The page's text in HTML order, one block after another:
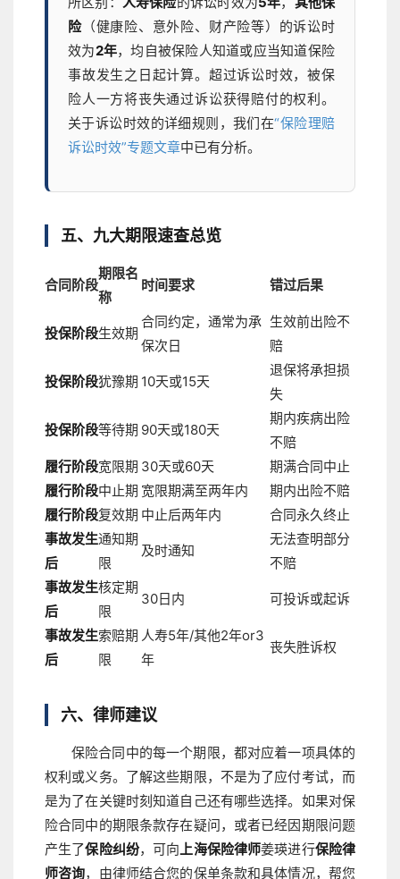
险（健康险、意外险、财产险等）的诉讼时
效为2年，均自被保险人知道或应当知道保险
事故发生之日起计算。超过诉讼时效，被保
险人一方将丧失通过诉讼获得赔付的权利。
关于诉讼时效的详细规则，我们在“保险理赔
诉讼时效”专题文章中已有分析。
五、九大期限速查总览
合同阶段
期限名
称
时间要求 错过后果
投保阶段生效期
合同约定，通常为承
保次日
生效前出险不
赔
投保阶段犹豫期 10天或15天
退保将承担损
失
投保阶段等待期 90天或180天
期内疾病出险
不赔
履行阶段宽限期 30天或60天
期满合同中止
履行阶段中止期 宽限期满至两年内
期内出险不赔
履行阶段复效期 中止后两年内
合同永久终止
事故发生
后
通知期
限
及时通知
无法查明部分
不赔
事故发生
后
核定期
限
30日内 可投诉或起诉
事故发生
后
索赔期
限
人寿5年/其他2年or3
年
丧失胜诉权
六、律师建议
保险合同中的每一个期限，都对应着一项具体的
权利或义务。了解这些期限，不是为了应付考试，而
是为了在关键时刻知道自己还有哪些选择。如果对保
险合同中的期限条款存在疑问，或者已经因期限问题
产生了保险纠纷，可向上海保险律师姜瑛进行保险律
师咨询，由律师结合您的保单条款和具体情况，帮您